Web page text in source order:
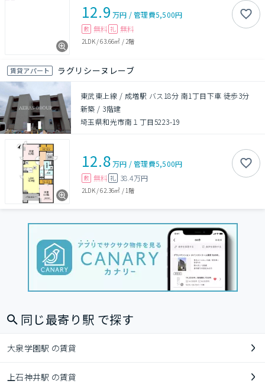
12.9 万円 /管理費5,500円
敷 無料 礼 無料
2LDK/63.66㎡ / 2階
賃貸アパート ラグリシーヌレーブ
東武東上線 / 成増駅 バス18分 南1丁目下車 徒歩3分
新築 / 3階建
埼玉県和光市南１丁目5223-19
12.8万円 /管理費5,500円
敷 無料 礼 38.4万円
2LDK/62.36㎡ / 1階
同じ最寄り駅 で探す
大泉学園駅 の賃貸
上石神井駅 の賃貸